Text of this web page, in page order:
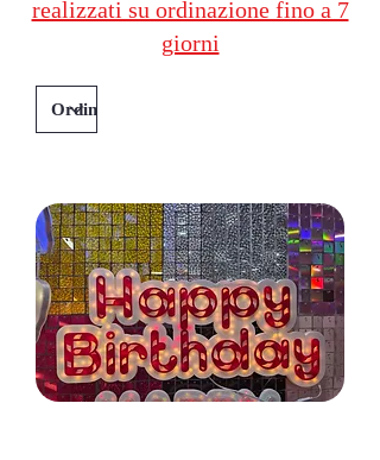
realizzati su ordinazione fino a 7
giorni